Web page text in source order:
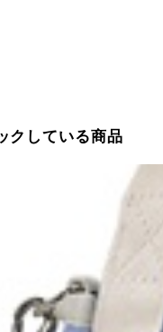
クしている商品